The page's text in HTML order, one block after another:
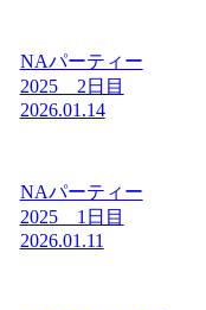
NAパーティー
2025 2日目
2026.01.14
NAパーティー
2025 1日目
2026.01.11